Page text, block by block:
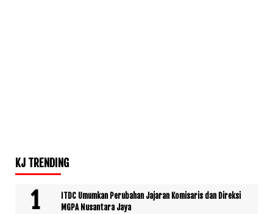
KJ TRENDING
ITDC Umumkan Perubahan Jajaran Komisaris dan Direksi
MGPA Nusantara Jaya